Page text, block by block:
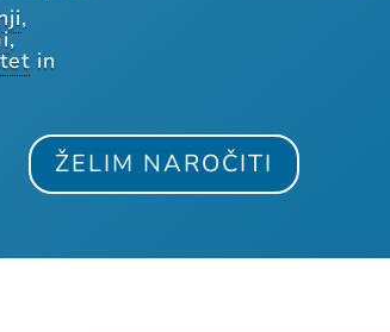
,
,
in
ŽELIM NAROČITI